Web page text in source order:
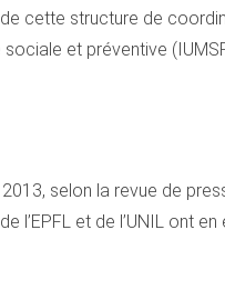
cette structure de
et préventive
2013, selon la revue de
l’EPFL et de l’UNIL ont